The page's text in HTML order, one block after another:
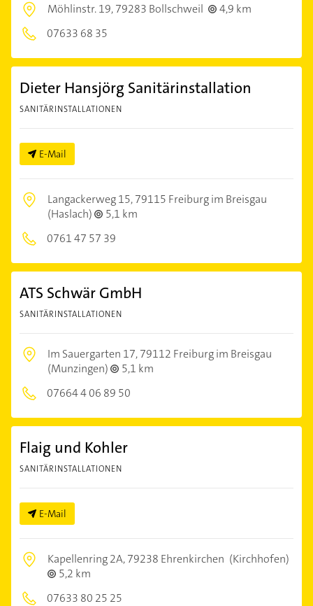
Möhlinstr. 19,79283 Bollschweil
4,9 km
07633 68 35
Dieter Hansjörg Sanitärinstallation
SANITÄRINSTALLATIONEN
E-Mail
Langackerweg 15,79115 Freiburg im Breisgau
(Haslach)
5,1 km
0761 47 57 39
ATS Schwär GmbH
SANITÄRINSTALLATIONEN
Im Sauergarten 17,79112 Freiburg im Breisgau
(Munzingen)
5,1 km
07664 4 06 89 50
Flaig und Kohler
SANITÄRINSTALLATIONEN
E-Mail
Kapellenring 2A,79238 Ehrenkirchen (Kirchhofen)
5,2 km
07633 80 25 25